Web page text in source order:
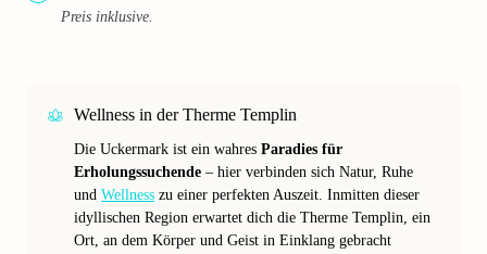
Preis inklusive.
Wellness in der Therme Templin
Die Uckermark ist ein wahres Paradies für
Erholungssuchende – hier verbinden sich Natur, Ruhe
und Wellness zu einer perfekten Auszeit. Inmitten dieser
idyllischen Region erwartet dich die Therme Templin, ein
Ort, an dem Körper und Geist in Einklang gebracht